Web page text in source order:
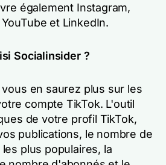
également Instagram,
et LinkedIn.
Socialinsider ?
en saurez plus sur les
compte TikTok. L'outil
de votre profil TikTok,
publications, le nombre de
plus populaires, la